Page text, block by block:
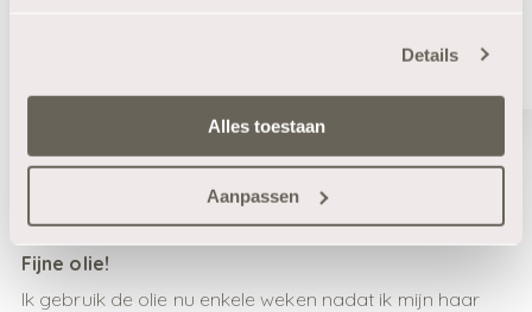
Details
Alles toestaan
Aanpassen
28/07/2026
Fijne olie!
Ik gebruik de olie nu enkele weken nadat ik mijn haar